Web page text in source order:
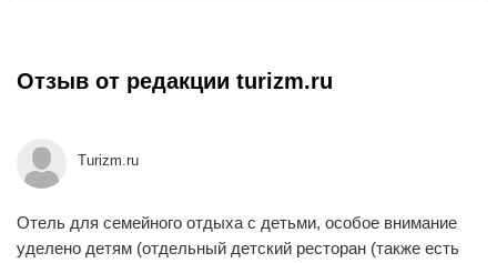
Отзыв от редакции turizm.ru
Turizm.ru
Отель для семейного отдыха с детьми, особое внимание
уделено детям (отдельный детский ресторан (также есть